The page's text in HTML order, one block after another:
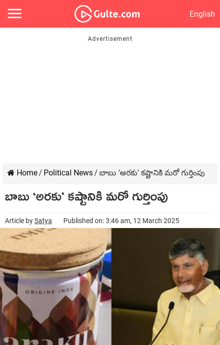
English
Home/ Political News/ బాబు ‘అరకు’ కష్టానికి మరో గుర్తింపు
బాబు ‘అరకు’ కష్టానికి మరో గుర్తింపు
Article bySatya Published on: 3:46 am, 12 March 2025